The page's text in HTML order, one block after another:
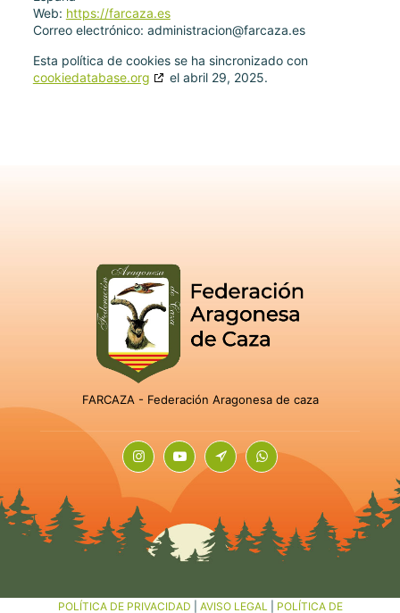
Web: https://farcaza.es
Correo electrónico: administracion@farcaza.es
Esta política de cookies se ha sincronizado con
cookiedatabase.org
el abril 29, 2025.
FARCAZA - Federación Aragonesa de caza
POLÍTICA DE PRIVACIDAD AVISO LEGAL POLÍTICA DE